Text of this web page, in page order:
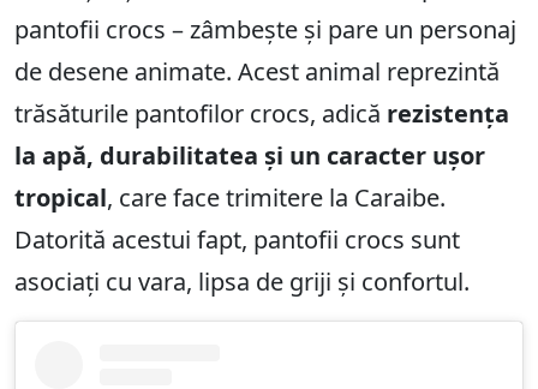
pantofii crocs – zâmbește și pare un personaj
de desene animate. Acest animal reprezintă
trăsăturile pantofilor crocs, adică rezistența
la apă, durabilitatea și un caracter ușor
tropical, care face trimitere la Caraibe.
Datorită acestui fapt, pantofii crocs sunt
asociați cu vara, lipsa de griji și confortul.